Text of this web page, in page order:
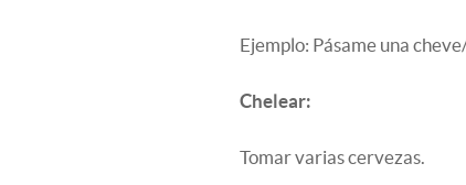
Ejemplo: Pásame una
Chelear:
Tomar varias cervezas.